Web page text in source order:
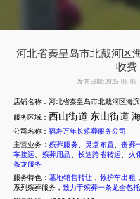
河北省秦皇岛市北戴河区
收费
发布日期:2025-08-06
店铺名称：河北省秦皇岛市北戴河区海
服务区域： 西山街道 东山街道
公司名称： 福寿万年长殡葬服务公司
主营业务： 殡葬服务、 灵堂布置 、丧葬
车接运
殡葬用品 长途跨省转运 火
条龙服务
服务特色： 墓地销售转让 ， 救护车出租 ，
系列殡葬服务， 致力于殡葬一条龙全包